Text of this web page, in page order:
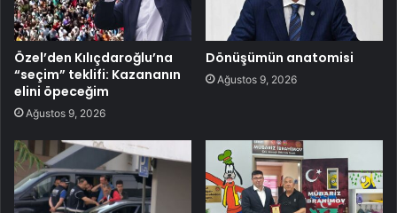
Özel’den Kılıçdaroğlu’na
“seçim” teklifi: Kazananın
elini öpeceğim
Ağustos 9, 2026
Dönüşümün anatomisi
Ağustos 9, 2026